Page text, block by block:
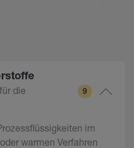
die
9
im
warmen Verfahren